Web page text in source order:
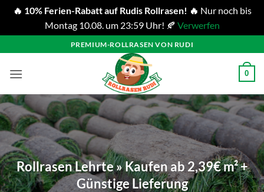
🔥 10% Ferien-Rabatt auf Rudis Rollrasen! 🔥 Nur noch bis
Montag 10.08. um 23:59 Uhr! 🍂 Verwerfen
Inhalt
springen
PREMIUM-ROLLRASEN VON RUDI
0
Rollrasen Lehrte » Kaufen ab 2,39€ m² +
Günstige Lieferung